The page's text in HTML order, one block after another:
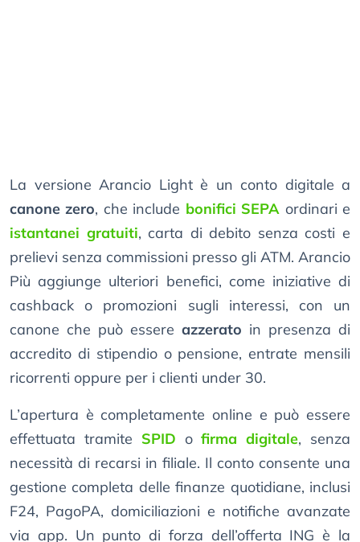
La versione Arancio Light è un conto digitale a
canone zero, che include bonifici SEPA ordinari e
istantanei gratuiti, carta di debito senza costi e
prelievi senza commissioni presso gli ATM. Arancio
Più aggiunge ulteriori benefici, come iniziative di
cashback o promozioni sugli interessi, con un
canone che può essere azzerato in presenza di
accredito di stipendio o pensione, entrate mensili
ricorrenti oppure per i clienti under 30.
L’apertura è completamente online e può essere
effettuata tramite SPID ofirma digitale, senza
necessità di recarsi in filiale. Il conto consente una
gestione completa delle finanze quotidiane, inclusi
F24, PagoPA, domiciliazioni e notifiche avanzate
via app. Un punto di forza dell’offerta ING è la